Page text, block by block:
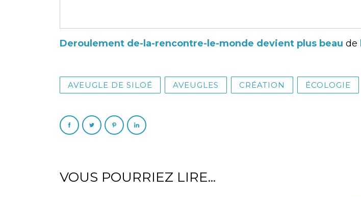
Deroulement de-la-rencontre-le-monde devient plus beau de
AVEUGLE DE SILOÉ AVEUGLES CRÉATION ÉCOLOGIE
VOUS POURRIEZ LIRE...